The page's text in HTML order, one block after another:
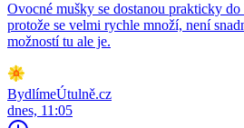
Ovocné mušky se dostanou prakticky do
protože se velmi rychle množí, není
možností tu ale je.
BydlímeÚtulně.cz
dnes, 11:05